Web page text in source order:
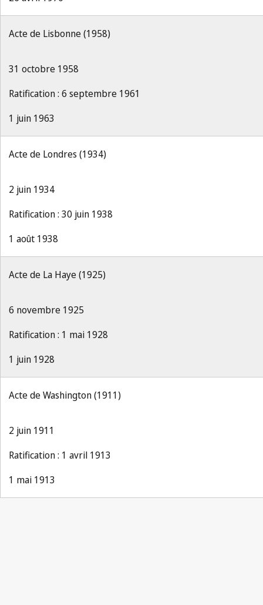
Acte de Lisbonne (1958)
31 octobre 1958
Ratification : 6 septembre 1961
1 juin 1963
Acte de Londres (1934)
2 juin 1934
Ratification : 30 juin 1938
1 août 1938
Acte de La Haye (1925)
6 novembre 1925
Ratification : 1 mai 1928
1 juin 1928
Acte de Washington (1911)
2 juin 1911
Ratification : 1 avril 1913
1 mai 1913